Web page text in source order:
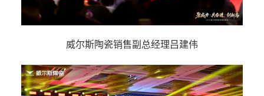
威尔斯陶瓷销售副总经理吕建伟